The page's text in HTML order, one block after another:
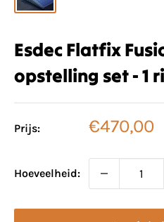
Esdec Flatfix
opstelling set - 1
Prijs: €470,00
Hoeveelheid: